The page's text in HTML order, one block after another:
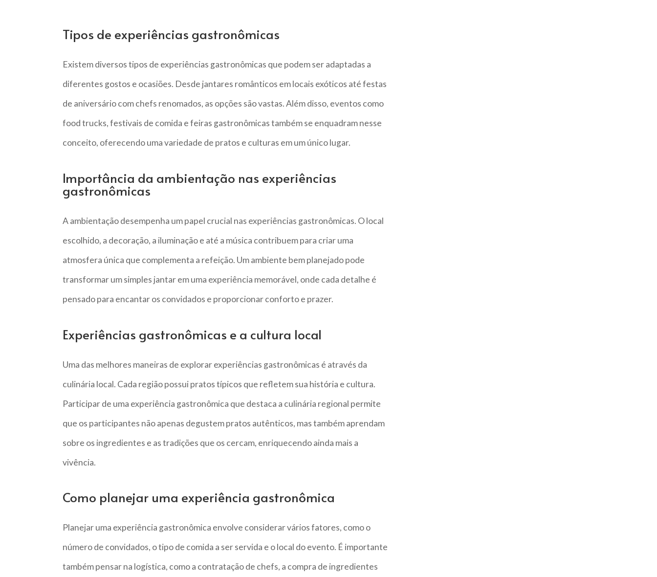
Tipos de experiências gastronômicas
Existem diversos tipos de experiências gastronômicas que podem ser adaptadas a
diferentes gostos e ocasiões. Desde jantares românticos em locais exóticos até festas
de aniversário com chefs renomados, as opções são vastas. Além disso, eventos como
food trucks, festivais de comida e feiras gastronômicas também se enquadram nesse
conceito, oferecendo uma variedade de pratos e culturas em um único lugar.
Importância da ambientação nas experiências
gastronômicas
A ambientação desempenha um papel crucial nas experiências gastronômicas. O local
escolhido, a decoração, a iluminação e até a música contribuem para criar uma
atmosfera única que complementa a refeição. Um ambiente bem planejado pode
transformar um simples jantar em uma experiência memorável, onde cada detalhe é
pensado para encantar os convidados e proporcionar conforto e prazer.
Experiências gastronômicas e a cultura local
Uma das melhores maneiras de explorar experiências gastronômicas é através da
culinária local. Cada região possui pratos típicos que refletem sua história e cultura.
Participar de uma experiência gastronômica que destaca a culinária regional permite
que os participantes não apenas degustem pratos autênticos, mas também aprendam
sobre os ingredientes e as tradições que os cercam, enriquecendo ainda mais a
vivência.
Como planejar uma experiência gastronômica
Planejar uma experiência gastronômica envolve considerar vários fatores, como o
número de convidados, o tipo de comida a ser servida e o local do evento. É importante
também pensar na logística, como a contratação de chefs, a compra de ingredientes